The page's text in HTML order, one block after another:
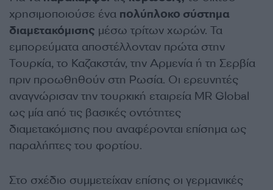
χρησιμοποιούσε ένα πολύπλοκο σύστημα
διαμετακόμισης μέσω τρίτων χωρών. Τα
εμπορεύματα αποστέλλονταν πρώτα στην
Τουρκία, το Καζακστάν, την Αρμενία ή τη Σερβία
πριν προωθηθούν στη Ρωσία. Οι ερευνητές
αναγνώρισαν την τουρκική εταιρεία MR Global
ως μία από τις βασικές οντότητες
διαμετακόμισης που αναφέρονται επίσημα ως
παραλήπτες του φορτίου.
Στο σχέδιο συμμετείχαν επίσης οι γερμανικές